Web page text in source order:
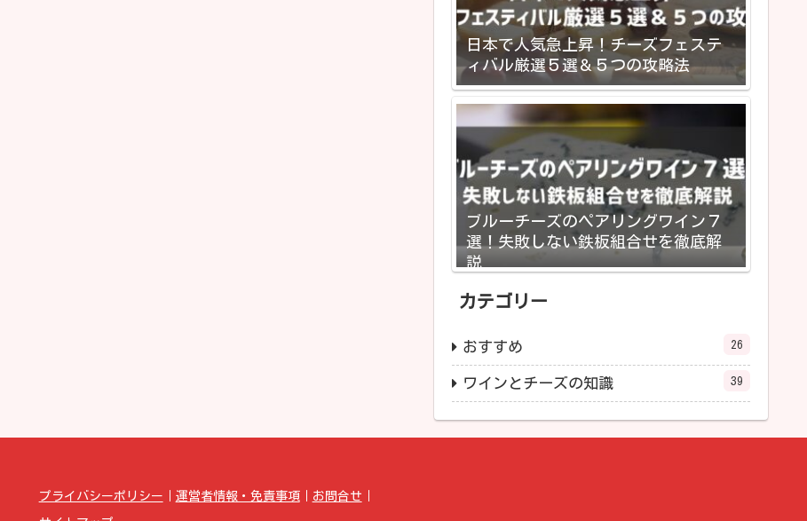
日本で人気急上昇！チーズフェステ
ィバル厳選５選＆５つの攻略法
ブルーチーズのペアリングワイン７
選！失敗しない鉄板組合せを徹底解
説
カテゴリー
おすすめ 26
ワインとチーズの知識 39
プライバシーポリシー 運営者情報・免責事項｜ お問合せ